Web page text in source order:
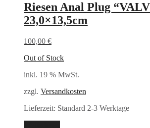
Riesen Anal Plug
23,0×13,5cm
100,00 €
Out of Stock
inkl. 19 % MwSt.
zzgl. Versandkosten
Lieferzeit: Standard 2-3 Werktage